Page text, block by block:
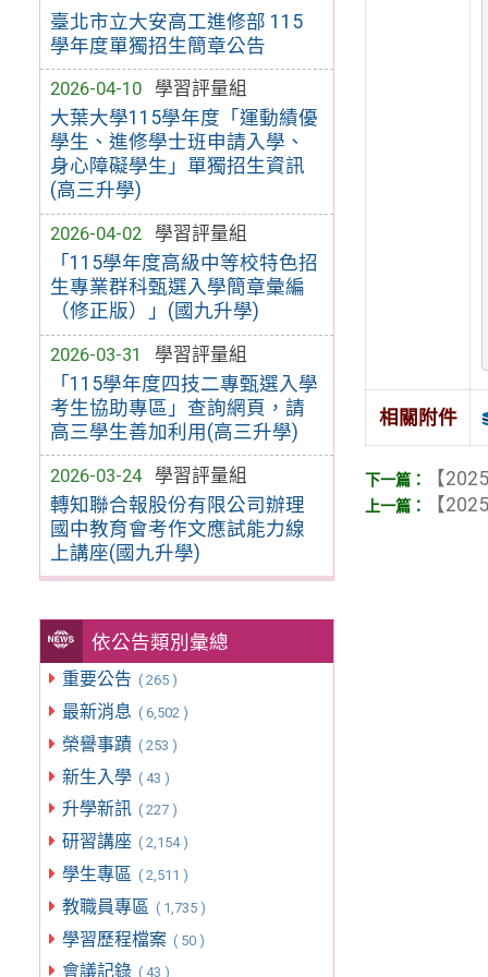
臺北市立大安高工進修部 115
學年度單獨招生簡章公告
2026-04-10
學習評量組
大葉大學115學年度「運動績優
學生、進修學士班申請入學、
身心障礙學生」單獨招生資訊
(高三升學)
2026-04-02
學習評量組
「115學年度高級中等校特色招
生專業群科甄選入學簡章彙編
（修正版）」(國九升學)
2026-03-31
學習評量組
「115學年度四技二專甄選入學
考生協助專區」查詢網頁，請
高三學生善加利用(高三升學)
2026-03-24
學習評量組
轉知聯合報股份有限公司辦理
國中教育會考作文應試能力線
上講座(國九升學)
依公告類別彙總
重要公告 ( 265 )
最新消息 ( 6,502 )
榮譽事蹟 ( 253 )
新生入學 ( 43 )
升學新訊 ( 227 )
研習講座 ( 2,154 )
學生專區 ( 2,511 )
教職員專區 ( 1,735 )
學習歷程檔案 ( 50 )
會議記錄 ( 43 )
相關附件
【
【